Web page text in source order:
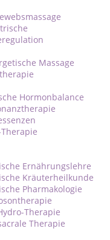
Massage
Hormonbalance
Ernährungslehre
Kräuterheilkunde
Pharmakologie
Therapie
Therapie